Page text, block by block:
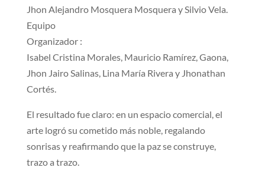
Jhon Alejandro Mosquera Mosquera y Silvio Vela.
Equipo
Organizador :
Isabel Cristina Morales, Mauricio Ramírez, Gaona,
Jhon Jairo Salinas, Lina María Rivera y Jhonathan
Cortés.
El resultado fue claro: en un espacio comercial, el
arte logró su cometido más noble, regalando
sonrisas y reafirmando que la paz se construye,
trazo a trazo.